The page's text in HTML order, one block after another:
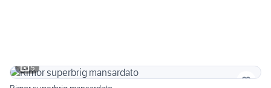
5